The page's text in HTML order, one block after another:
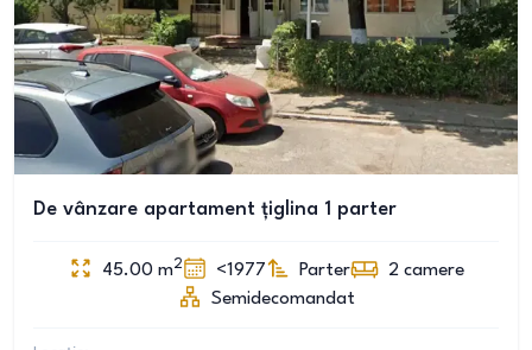
De vânzare apartament țiglina 1 parter
45.00 m2 <1977 Parter 2 camere
Semidecomandat